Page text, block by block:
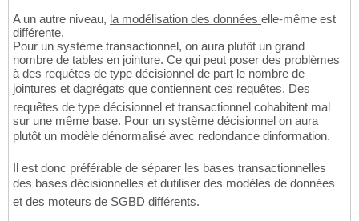
A un autre niveau, la modélisation des données elle-même est
différente.
Pour un système transactionnel, on aura plutôt un grand
nombre de tables en jointure. Ce qui peut poser des problèmes
à des requêtes de type décisionnel de part le nombre de
jointures et dagrégats que contiennent ces requêtes. Des
requêtes de type décisionnel et transactionnel cohabitent mal
sur une même base. Pour un système décisionnel on aura
plutôt un modèle dénormalisé avec redondance dinformation.
Il est donc préférable de séparer les bases transactionnelles
des bases décisionnelles et dutiliser des modèles de données
et des moteurs de SGBD différents.